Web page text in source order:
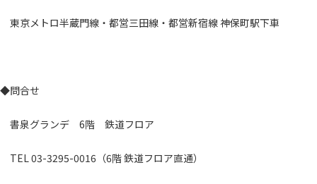
東京メトロ半蔵門線・都営三田線・都営新宿線 神保町駅下車
◆問合せ
書泉グランデ 6階 鉄道フロア
TEL 03-3295-0016（6階 鉄道フロア直通）